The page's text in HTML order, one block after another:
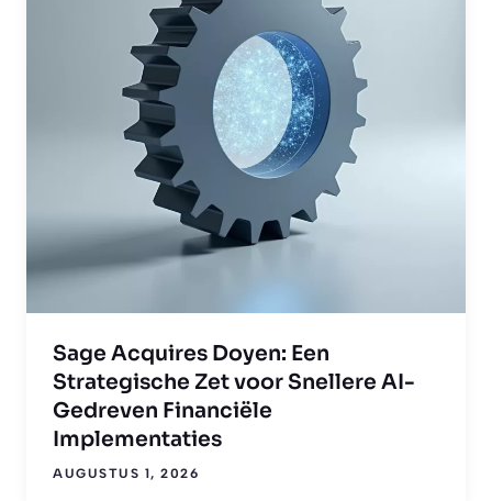
Sage Acquires Doyen: Een
Strategische Zet voor Snellere AI-
Gedreven Financiële
Implementaties
AUGUSTUS 1, 2026